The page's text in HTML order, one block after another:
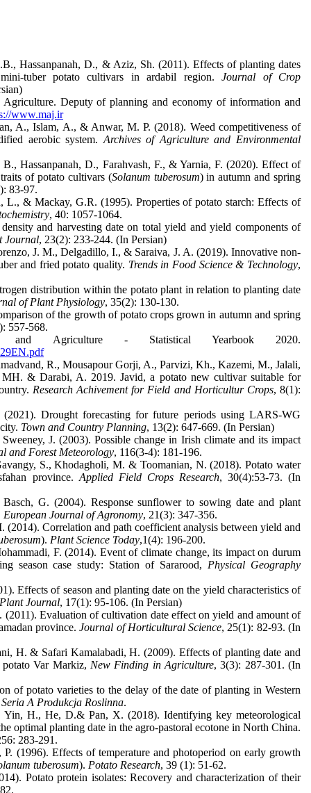
Hassanpanah, D., & Aziz, Sh. (2011). Effects of planting dates
tuber potato cultivars in ardabil region.Journal of Crop
Deputy of planning and economy of information and
www.maj.ir
A., Islam, A., & Anwar, M. P. (2018). Weed competitiveness of
aerobic system. Archives of Agriculture and Environmental
Hassanpanah, D., Farahvash, F., & Yarnia, F. (2020). Effect of
of potato cultivars (Solanum tuberosum) in autumn and spring
83-97.
L., & Mackay, G.R. (1995). Properties of potato starch: Effects of
, 40: 1057-1064.
and harvesting date on total yield and yield components of
Journal, 23(2): 233-244. (In Persian)
J. M., Delgadillo, I., & Saraiva, J. A. (2019). Innovative non-
and fried potato quality. Trends in Food Science & Technology,
distribution within the potato plant in relation to planting date
of Plant Physiology, 35(2): 130-130.
of the growth of potato crops grown in autumn and spring
557-568.
Agriculture - Statistical Yearbook 2020.
R., Mousapour Gorji, A., Parvizi, Kh., Kazemi, M., Jalali,
& Darabi, A. 2019. Javid, a potato new cultivar suitable for
Research Achivement for Field and Horticultur Crops, 8(1):
Drought forecasting for future periods using LARS-WG
Town and Country Planning, 13(2): 647-669. (In Persian)
J. (2003). Possible change in Irish climate and its impact
and Forest Meteorology, 116(3-4): 181-196.
S., Khodagholi, M. & Toomanian, N. (2018). Potato water
province. Applied Field Crops Research, 30(4):53-73. (In
G. (2004). Response sunflower to sowing date and plant
European Journal of Agronomy, 21(3): 347-356.
Correlation and path coefficient analysis between yield and
). Plant Science Today,1(4): 196-200.
F. (2014). Event of climate change, its impact on durum
season case study: Station of Sararood, Physical Geography
Effects of season and planting date on the yield characteristics of
Journal, 17(1): 95-106. (In Persian)
Evaluation of cultivation date effect on yield and amount of
province.Journal of Horticultural Science, 25(1): 82-93. (In
H. & Safari Kamalabadi, H. (2009). Effects of planting date and
Var Markiz, New Finding in Agriculture, 3(3): 287-301. (In
of potato varieties to the delay of the date of planting in Western
A Produkcja Roslinna.
Yin, H., He, D.& Pan, X. (2018). Identifying key meteorological
optimal planting date in the agro-pastoral ecotone in North China.
283-291.
(1996). Effects of temperature and photoperiod on early growth
tuberosum). Potato Research, 39 (1): 51-62.
Potato protein isolates: Recovery and characterization of their